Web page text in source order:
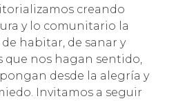
creando
y lo comunitario la
habitar, de sanar y
que nos hagan sentido,
desde la alegría y
Invitamos a seguir